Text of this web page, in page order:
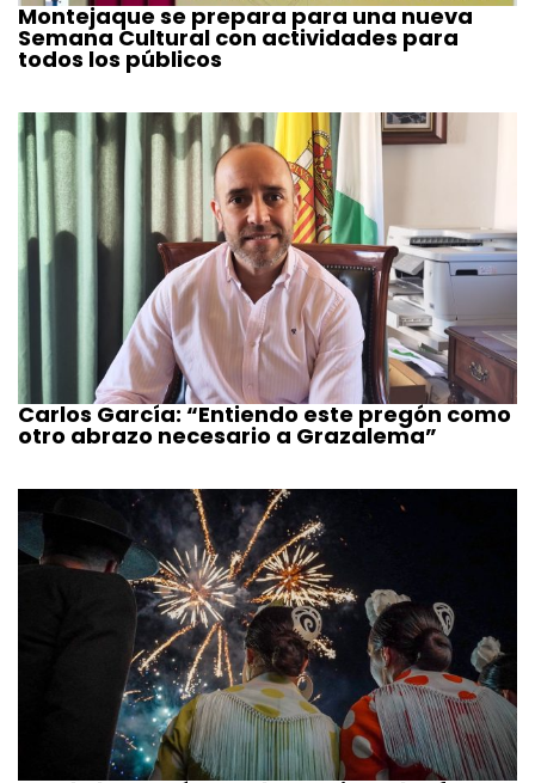
Montejaque se prepara para una nueva
Semana Cultural con actividades para
todos los públicos
Carlos García: “Entiendo este pregón como
otro abrazo necesario a Grazalema”